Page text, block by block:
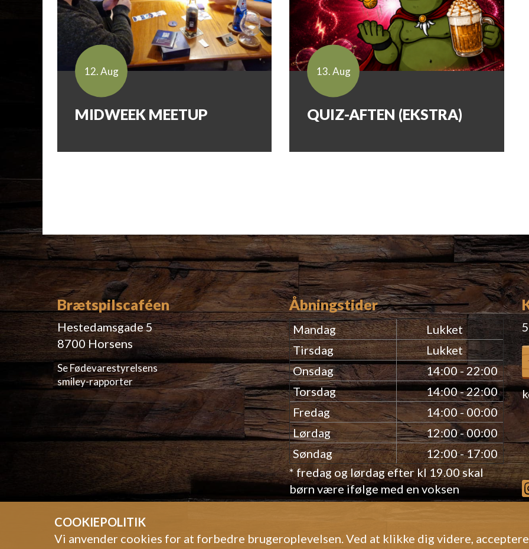
12. Aug
MIDWEEK MEETUP
13. Aug
QUIZ-AFTEN (EKSTRA)
Brætspilscaféen
Hestedamsgade 5
8700 Horsens
Se Fødevarestyrelsens
smiley-rapporter
Åbningstider
Mandag
Lukket
Tirsdag
Lukket
Onsdag
14:00 - 22:00
Torsdag
14:00 - 22:00
Fredag
14:00 - 00:00
Lørdag
12:00 - 00:00
Søndag
12:00 - 17:00
* fredag og lørdag efter kl 19.00 skal
børn være ifølge med en voksen
COOKIEPOLITIK
Vi anvender cookies for at forbedre brugeroplevelsen. Ved at klikke dig videre,